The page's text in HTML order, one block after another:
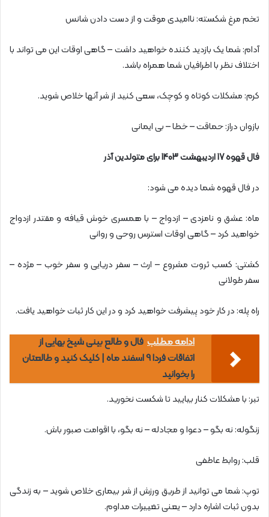
تخم مرغ شکسته: ناامیدی موقت و از دست دادن شانس
آدام: شما یک بازدید کننده خواهید داشت – گاهی اوقات این می تواند با
اختلاف نظر با اطرافیان شما همراه باشد.
کرم: مشکلات کوتاه و کوچک، سعی کنید از شر آنها خلاص شوید.
بازوان دراز: حماقت – خطا – بی ایمانی
فال قهوه 17 اردیبهشت 1403 برای متولدین آذر
در فال قهوه شما دیده می شود:
ماه: عشق و نامزدی – ازدواج – با همسری خوش قیافه و مقتدر ازدواج
خواهید کرد – گاهی اوقات استرس روحی و روانی
کشتی: کسب ثروت مشروع – ارث – سفر دریایی و سفر خوب – مژده –
سفر طولانی
راه پله: در کار خود پیشرفت خواهید کرد و در این کار ثبات خواهید یافت.
ادامه مطلب فال و طالع بینی شیخ بهایی از
اتفاقات فردا 9 اسفند ماه | کلیک کنید و طالعتان
را بخوانید
تبر: با مشکلات کنار بیایید تا شکست نخورید.
زنگوله: نه بگو – دعوا و مجادله – نه بگو، با اقوامت صبور باش.
قلب: روابط عاطفی
توپ: شما می توانید از طریق ورزش از شر بیماری خلاص شوید – به زندگی
بدون ثبات اشاره دارد – یعنی تغییرات مداوم.